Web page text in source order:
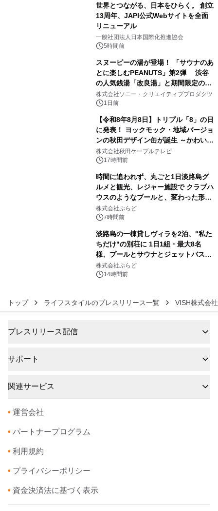
世界とつながる、日本をひらく。 創立
13周年、JAPI公式Webサイトを全面
リニューアル
一般社団法人日本国際化推進協会
5時間前
スヌーピーの湯が登場！ 「サウナのあ
とに楽しむPEANUTS」第2弾 渋谷
の人気銭湯「改良湯」と期間限定のコ
ラボレーション サウナイキタイコラ
ボグッズも発売決定！
株式会社ソニー・クリエイティブプロダクツ
1日前
【令和8年8月8日】トリプル「8」の日
に発表！ ヨックモック・地域バージョ
ンの秋田デザイン缶が誕生 ～かわいい
秋田犬の子犬と秋田の四季と名所を巡
るパッケージ～ 9月1日(火)秋田県内で
株式会社秋田ケーブルテレビ
17時間前
時間に追われず、丸ごと1日淡路島グ
ルメと観光、レジャー施設で クラブハ
ウスのようなプールと、変わった形の
サウナも 「THE BOXY AWAJI」のお
得な素泊まり連泊プランで
株式会社ぷらど
7時間前
淡路島の一棟貸しヴィラを2泊、"私た
ちだけ"の別荘に 1日1組・最大8名
様、プールとサウナとジェットバス付
きで Villa Mon Temps AWAJIの連泊
素泊りプラン
株式会社ぷらど
14時間前
トップ ライフスタイルのプレスリリース一覧 VISH株式会社
プレスリリース配信
サポート
関連サービス
• 運営会社
• パートナープログラム
• 利用規約
• プライバシーポリシー
• 資金決済法に基づく表示